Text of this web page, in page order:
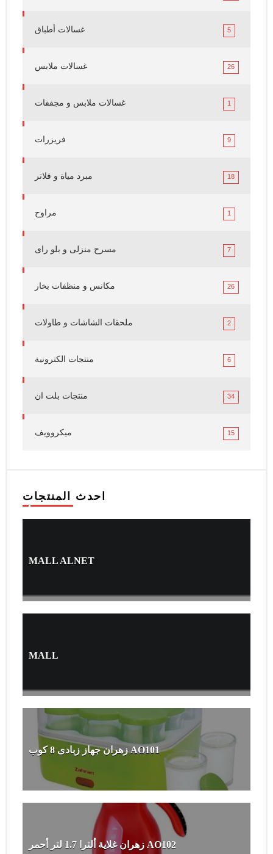
غسالات أطباق 5
غسالات ملابس 26
غسالات ملابس و مجففات 1
فريزرات 9
مبرد مياة و فلاتر 18
مراوح 1
مسرح منزلى و بلو راى 7
مكانس و منظفات بخار 26
ملحقات الشاشات و طاولات 2
منتجات الكترونية 6
منتجات بلت ان 34
ميكروويف 15
احدث المنتجات
MALL ALNET
MALL
زهران جهاز زبادى 8 كوب AO101
زهران غلاية ألترا 1.7 لتر أحمر AO102